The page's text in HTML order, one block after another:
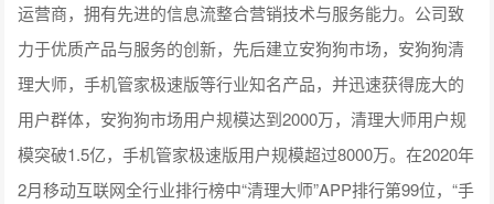
运营商，拥有先进的信息流整合营销技术与服务能力。公司致
力于优质产品与服务的创新，先后建立安狗狗市场，安狗狗清
理大师，手机管家极速版等行业知名产品，并迅速获得庞大的
用户群体，安狗狗市场用户规模达到2000万，清理大师用户规
模突破1.5亿，手机管家极速版用户规模超过8000万。在2020年
2月移动互联网全行业排行榜中“清理大师”APP排行第99位，“手